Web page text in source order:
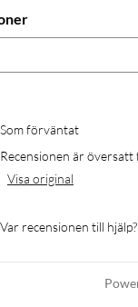
Som förväntat
Recensionen är
Visa original
Var recensionen till hjälp?